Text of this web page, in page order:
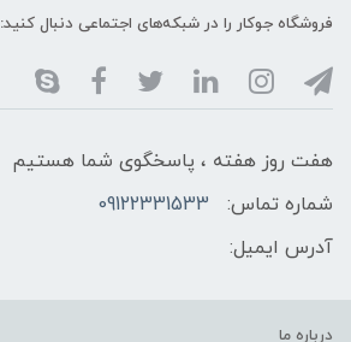
فروشگاه جوکار را در شبکه‌های اجتماعی دنبال کنید:
هفت روز هفته ، پاسخگوی شما هستیم
شماره تماس:
09122331533
آدرس ایمیل:
درباره ما